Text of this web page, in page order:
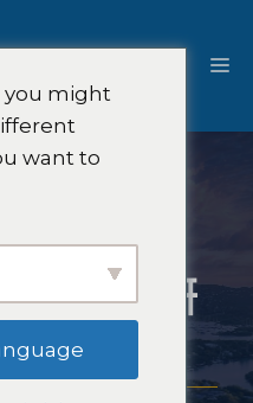
選
達市場研
you might
want to